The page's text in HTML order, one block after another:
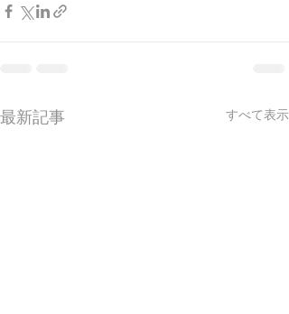
最新記事 すべて表示